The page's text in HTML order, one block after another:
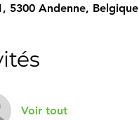
5300 Andenne, Belgique
Voir tout